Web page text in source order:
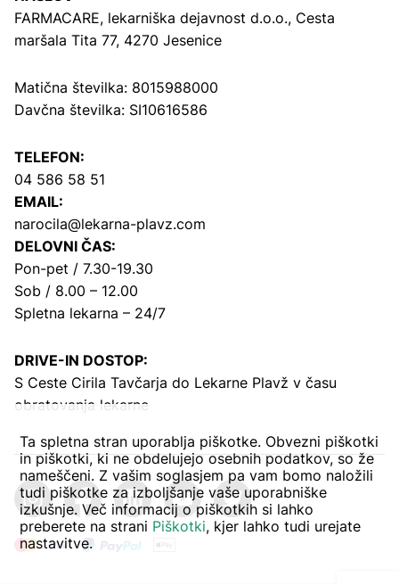
FARMACARE, lekarniška dejavnost d.o.o., Cesta
maršala Tita 77, 4270 Jesenice
Matična številka: 8015988000
Davčna številka: SI10616586
TELEFON:
04 586 58 51
EMAIL:
narocila@lekarna-plavz.com
DELOVNI ČAS:
Pon-pet / 7.30-19.30
Sob / 8.00 – 12.00
Spletna lekarna – 24/7
DRIVE-IN DOSTOP:
S Ceste Cirila Tavčarja do Lekarne Plavž v času
obratovanja lekarne
Ta spletna stran uporablja piškotke. Obvezni piškotki
in piškotki, ki ne obdelujejo osebnih podatkov, so že
nameščeni. Z vašim soglasjem pa vam bomo naložili
tudi piškotke za izboljšanje vaše uporabniške
izkušnje. Več informacij o piškotkih si lahko
preberete na strani Piškotki, kjer lahko tudi urejate
nastavitve.